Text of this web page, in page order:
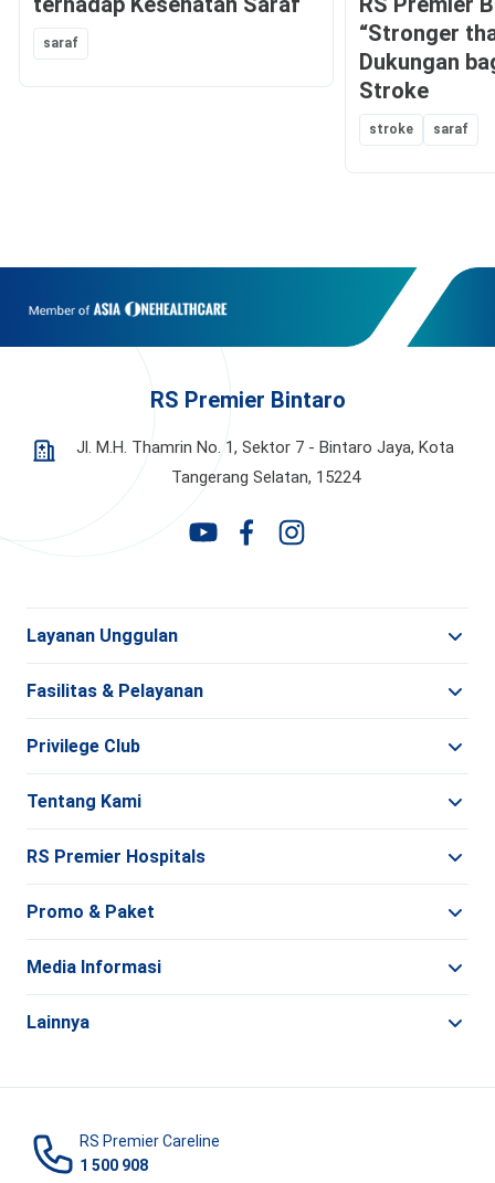
saraf
“Stronger
Dukungan
Stroke
stroke saraf
RS Premier Bintaro
Jl. M.H. Thamrin No. 1, Sektor 7 - Bintaro Jaya, Kota
Tangerang Selatan, 15224
Layanan Unggulan
Fasilitas & Pelayanan
Privilege Club
Tentang Kami
RS Premier Hospitals
Promo & Paket
Media Informasi
Lainnya
RS Premier Careline
1 500 908